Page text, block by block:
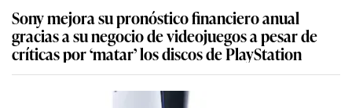
Sony mejora su pronóstico financiero anual
gracias a su negocio de videojuegos a pesar de
críticas por ‘matar’ los discos de PlayStation